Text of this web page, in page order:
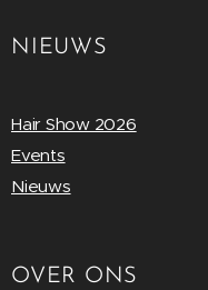
NIEUWS
Hair Show 2026
Events
Nieuws
OVER ONS